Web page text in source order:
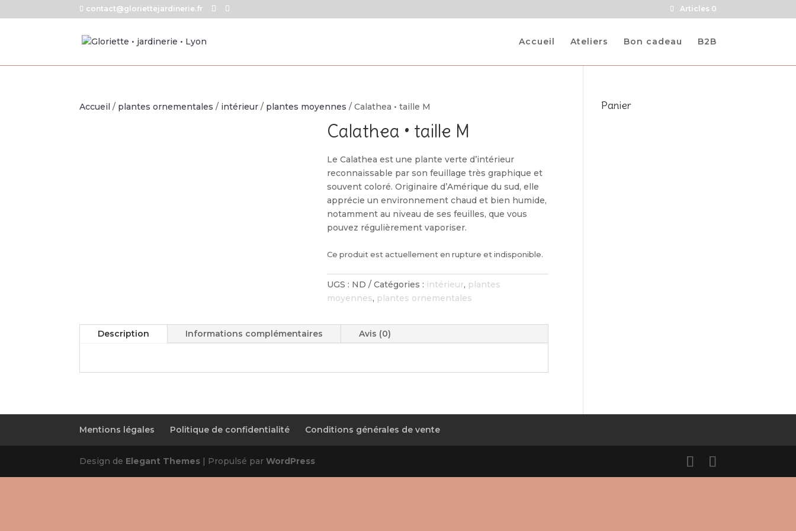
contact@gloriettejardinerie.fr Articles 0
Accueil Ateliers Bon cadeau B2B
Accueil / plantes ornementales / intérieur / plantes moyennes / Calathea • taille M
Calathea • taille M
Le Calathea est une plante verte d’intérieur
reconnaissable par son feuillage très graphique et
souvent coloré. Originaire d’Amérique du sud, elle
apprécie un environnement chaud et bien humide,
notamment au niveau de ses feuilles, que vous
pouvez régulièrement vaporiser.
Ce produit est actuellement en rupture et indisponible.
UGS : ND Catégories : intérieur, plantes
moyennes, plantes ornementales
Description Informations complémentaires Avis (0)
Panier
Mentions légales Politique de confidentialité Conditions générales de vente
Design de Elegant Themes | Propulsé parWordPress